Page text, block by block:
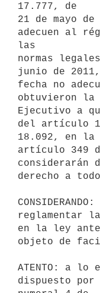
17.777, de
21 de mayo
adecuen al
las
normas
junio de
fecha no
obtuvieron la
Ejecutivo a
del artículo
18.092, en la
artículo 349
considerarán
derecho a
reglamentar
en la ley
objeto de
ATENTO: a lo
dispuesto